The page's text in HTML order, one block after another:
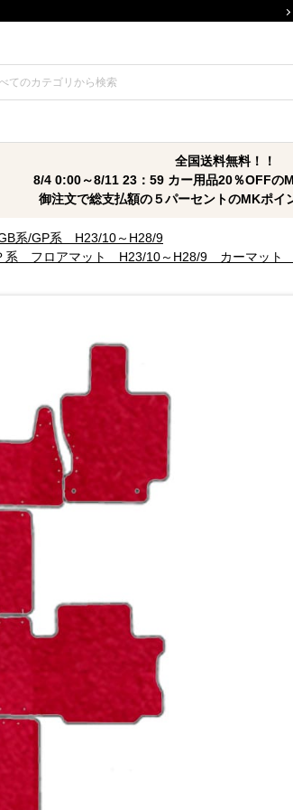
全国送料無料！！
8/4 0:00～8/11 23：59 カー用品20％OFFの
御注文で総支払額の５パーセントのMKポイ
系/GP系 H23/10～H28/9
系 フロアマット H23/10～H28/9 カーマッ